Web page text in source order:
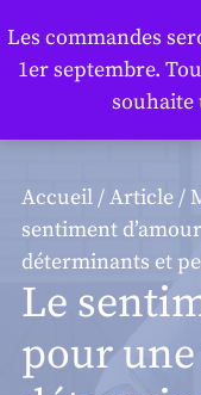
Accueil/Article/
sentiment
déterminants et
Le
pour
Les commandes
1er septembre.
souhaite